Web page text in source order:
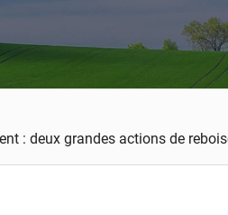
: deux grandes actions de